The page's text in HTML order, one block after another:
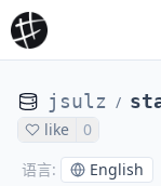
jsulz /
like
0
语言: English